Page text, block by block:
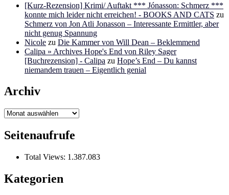
[Kurz-Rezension] Krimi/ Auftakt *** Jónasson: Schmerz ***
konnte mich leider nicht erreichen! - BOOKS AND CATS zu
Schmerz von Jon Atli Jonasson – Interessante Ermittler, aber
nicht genug Spannung
Nicole zu Die Kammer von Will Dean – Beklemmend
Calipa » Archives Hope's End von Riley Sager
[Buchrezension] - Calipa zu Hope’s End – Du kannst
niemandem trauen – Eigentlich genial
Archiv
Archiv
Seitenaufrufe
Total Views: 1.387.083
Kategorien